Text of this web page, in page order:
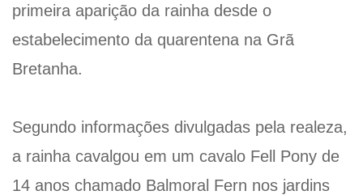
primeira aparição da rainha desde o
estabelecimento da quarentena na Grã
Bretanha.
Segundo informações divulgadas pela realeza,
a rainha cavalgou em um cavalo Fell Pony de
14 anos chamado Balmoral Fern nos jardins